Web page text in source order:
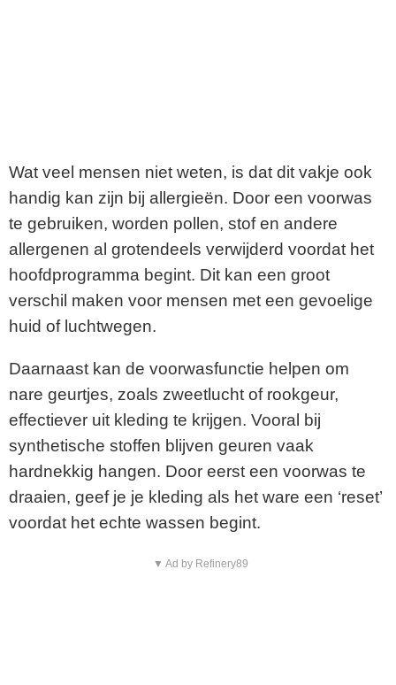
Wat veel mensen niet weten, is dat dit vakje ook
handig kan zijn bij allergieën. Door een voorwas
te gebruiken, worden pollen, stof en andere
allergenen al grotendeels verwijderd voordat het
hoofdprogramma begint. Dit kan een groot
verschil maken voor mensen met een gevoelige
huid of luchtwegen.
Daarnaast kan de voorwasfunctie helpen om
nare geurtjes, zoals zweetlucht of rookgeur,
effectiever uit kleding te krijgen. Vooral bij
synthetische stoffen blijven geuren vaak
hardnekkig hangen. Door eerst een voorwas te
draaien, geef je je kleding als het ware een ‘reset’
voordat het echte wassen begint.
▼ Ad by Refinery89